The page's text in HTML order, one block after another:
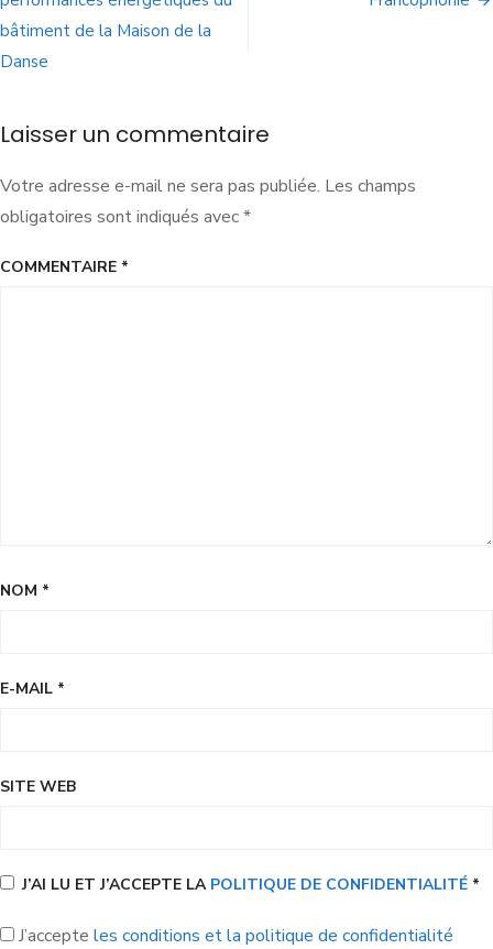
bâtiment de la Maison de la
Danse
Laisser un commentaire
Votre adresse e-mail ne sera pas publiée. Les champs
obligatoires sont indiqués avec*
COMMENTAIRE *
NOM *
E-MAIL *
SITE WEB
J’AI LU ET J’ACCEPTE LA POLITIQUE DE CONFIDENTIALITÉ *
J’accepte les conditions et la politique de confidentialité